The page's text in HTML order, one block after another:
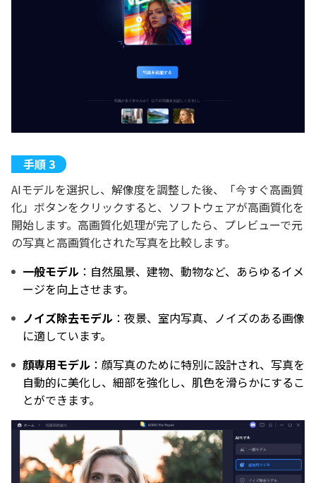
AIモデルを選択し、解像度を調整した後、「今すぐ高画質
化」ボタンをクリックすると、ソフトウェアが高画質化を
開始します。高画質化処理が完了したら、プレビューで元
の写真と高画質化された写真を比較します。
一般モデル ：自然風景、建物、動物など、あらゆるイメ
ージを向上させます。
ノイズ除去モデル ：夜景、室内写真、ノイズのある画像
に適しています。
顔専用モデル ：顔写真のために特別に設計され、写真を
自動的に美化し、細部を強化し、肌色を滑らかにするこ
とができます。